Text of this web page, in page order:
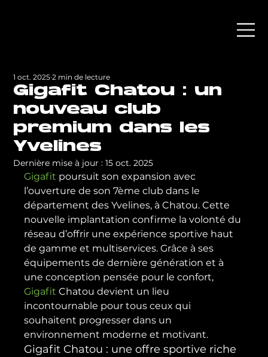
Gigafit Chatou : un
nouveau club
premium dans les
Yvelines
1 oct. 2025 2 min de lecture
Dernière mise à jour :15 oct. 2025
Gigafit poursuit son expansion avec
l’ouverture de son 7ème club dans le
département des Yvelines, à Chatou. Cette
nouvelle implantation confirme la volonté du
réseau d’offrir une expérience sportive haut
de gamme et multiservices. Grâce à ses
équipements de dernière génération et à
une conception pensée pour le confort,
Gigafit Chatou devient un lieu
incontournable pour tous ceux qui
souhaitent progresser dans un
environnement moderne et motivant.
Gigafit Chatou : une offre sportive riche